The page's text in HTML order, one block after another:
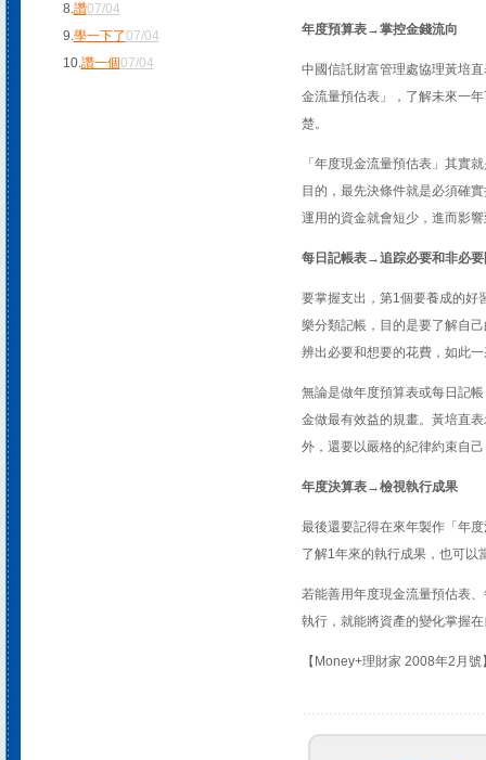
8.讚07/04
9.學一下了07/04
10.讚一個07/04
年度預算表→掌控金錢流向
中國信託財富管理處協理黃培
金流量預估表」，了解未來一
楚。
「年度現金流量預估表」其實
目的，最先決條件就是必須確
運用的資金就會短少，進而影
每日記帳表→追踪必要和非必要
要掌握支出，第1個要養成的好
樂分類記帳，目的是要了解自
辨出必要和想要的花費，如此
無論是做年度預算表或每日記
金做最有效益的規畫。黃培直
外，還要以嚴格的紀律約束自
年度決算表→檢視執行成果
最後還要記得在來年製作「年
了解1年來的執行成果，也可以
若能善用年度現金流量預估表
執行，就能將資產的變化掌握
【Money+理財家 2008年2月號